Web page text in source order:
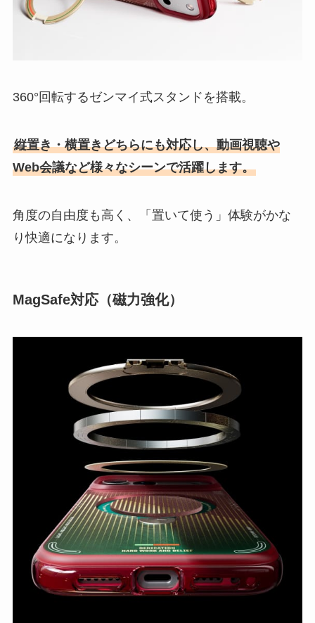
360°回転するゼンマイ式スタンドを搭載。
縦置き・横置きどちらにも対応し、動画視聴や
Web会議など様々なシーンで活躍します。
角度の自由度も高く、「置いて使う」体験がかな
り快適になります。
MagSafe対応（磁力強化）